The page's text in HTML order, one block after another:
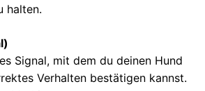
halten.
Signal, mit dem du deinen Hund
Verhalten bestätigen kannst.